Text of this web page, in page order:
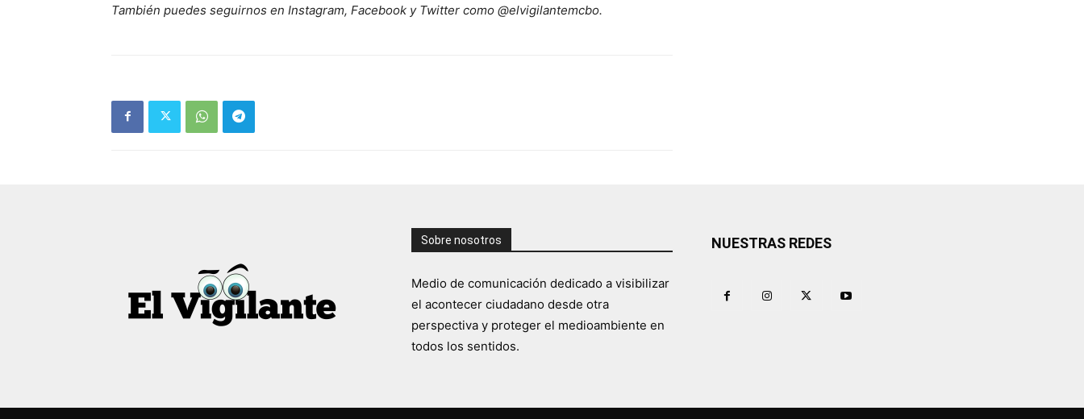
También puedes seguirnos en Instagram, Facebook y Twitter como @elvigilantemcbo.
Sobre nosotros
Medio de comunicación dedicado a visibilizar
el acontecer ciudadano desde otra
perspectiva y proteger el medioambiente en
todos los sentidos.
NUESTRAS REDES